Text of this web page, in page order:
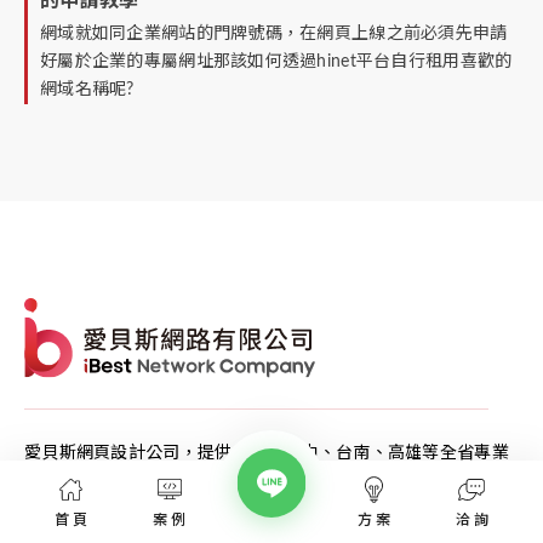
網域就如同企業網站的門牌號碼，在網頁上線之前必須先申請
好屬於企業的專屬網址那該如何透過hinet平台自行租用喜歡的
網域名稱呢?
愛貝斯網頁設計公司，提供台北、台中、台南、高雄等全省專業
網站設計服務，協助各類產業建置網站。
高顏值視覺設計、專業的團隊從網站洽詢、規劃、視覺設計、後
首頁 案例 方案 洽詢